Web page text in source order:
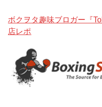
ボクヲタ趣味ブロガー『
店レポ